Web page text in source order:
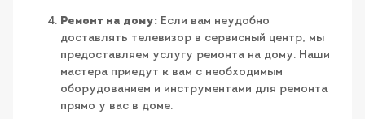
Ремонт на дому: Если вам неудобно
доставлять телевизор в сервисный центр, мы
предоставляем услугу ремонта на дому. Наши
мастера приедут к вам с необходимым
оборудованием и инструментами для ремонта
прямо у вас в доме.